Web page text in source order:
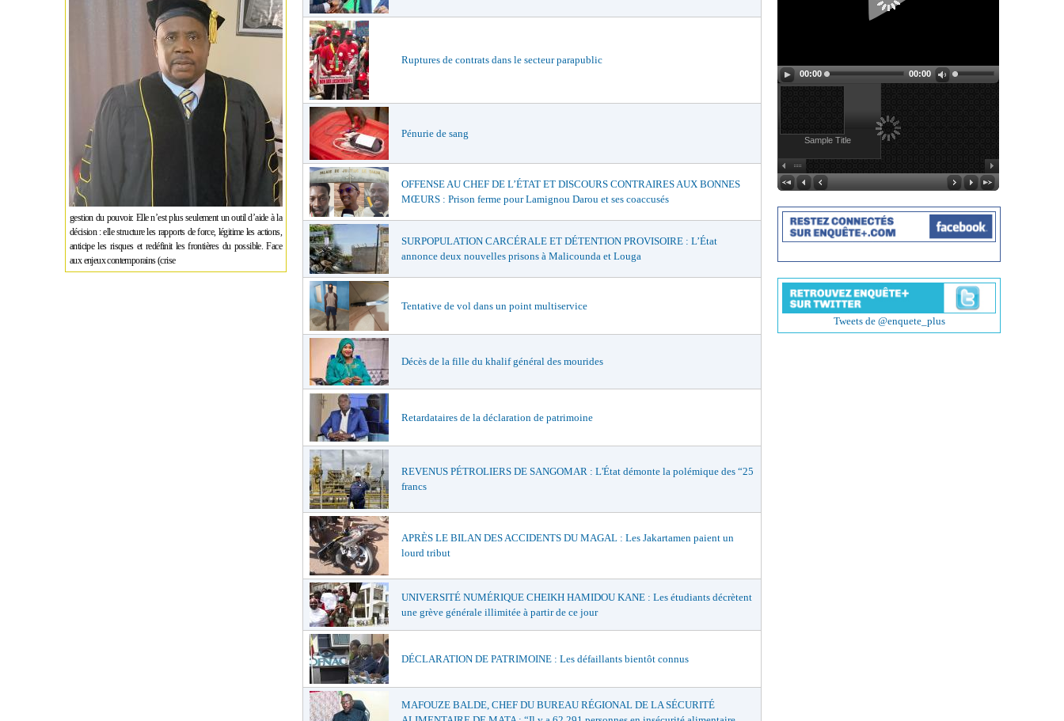
gestion du pouvoir. Elle n’est plus seulement un outil d’aide à la
décision : elle structure les rapports de force, légitime les actions,
anticipe les risques et redéfinit les frontières du possible. Face
aux enjeux contemporains (crise
Ruptures de contrats dans le secteur parapublic
Pénurie de sang
OFFENSE AU CHEF DE L’ÉTAT ET DISCOURS CONTRAIRES AUX BONNES
MŒURS : Prison ferme pour Lamignou Darou et ses coaccusés
SURPOPULATION CARCÉRALE ET DÉTENTION PROVISOIRE : L’État
annonce deux nouvelles prisons à Malicounda et Louga
Tentative de vol dans un point multiservice
Décès de la fille du khalif général des mourides
Retardataires de la déclaration de patrimoine
REVENUS PÉTROLIERS DE SANGOMAR : L'État démonte la polémique des “25
francs
APRÈS LE BILAN DES ACCIDENTS DU MAGAL : Les Jakartamen paient un
lourd tribut
UNIVERSITÉ NUMÉRIQUE CHEIKH HAMIDOU KANE : Les étudiants décrètent
une grève générale illimitée à partir de ce jour
DÉCLARATION DE PATRIMOINE : Les défaillants bientôt connus
MAFOUZE BALDE, CHEF DU BUREAU RÉGIONAL DE LA SÉCURITÉ
00:00 00:00
Sample Title
Tweets de @enquete_plus